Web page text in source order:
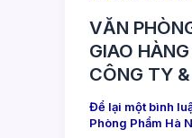
VĂN
GIAO
CÔNG TY
Để lại một bình
Phòng Phẩm Hà